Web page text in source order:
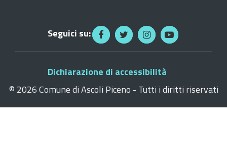
Seguici su:
Dichiarazione di accessibilità
© 2026 Comune di Ascoli Piceno - Tutti i diritti riservati